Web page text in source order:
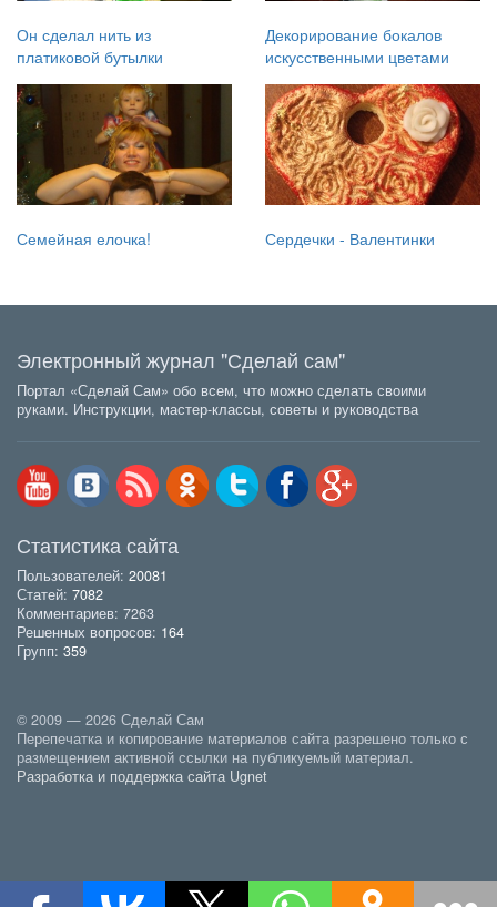
Он сделал нить из
платиковой бутылки
Декорирование бокалов
искусственными цветами
Семейная елочка! Сердечки - Валентинки
Электронный журнал "Сделай сам"
Портал «Сделай Сам» обо всем, что можно сделать своими
руками. Инструкции, мастер-классы, советы и руководства
Статистика сайта
Пользователей: 20081
Статей: 7082
Комментариев: 7263
Решенных вопросов: 164
Групп: 359
© 2009 — 2026 Сделай Сам
Перепечатка и копирование материалов сайта разрешено только с
размещением активной ссылки на публикуемый материал.
Разработка и поддержка сайта Ugnet